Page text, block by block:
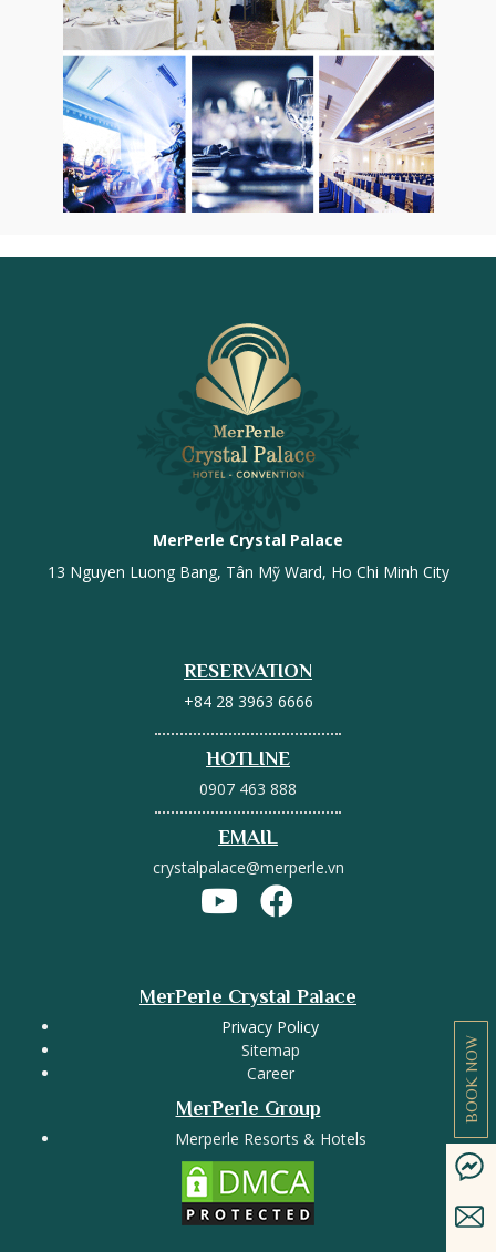
MerPerle Crystal Palace
13 Nguyen Luong Bang, Tân Mỹ Ward, Ho Chi Minh City
RESERVATION
+84 28 3963 6666
HOTLINE
0907 463 888
EMAIL
crystalpalace@merperle.vn
MerPerle Crystal Palace
Privacy Policy
Sitemap
Career
MerPerle Group
Merperle Resorts & Hotels
BOOK NOW